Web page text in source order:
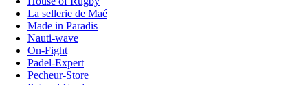
La sellerie de Maé
Made in Paradis
Nauti-wave
On-Fight
Padel-Expert
Pecheur-Store